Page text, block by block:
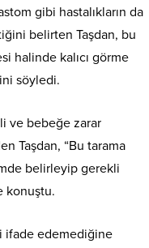
gibi hastalıkların da
belirten Taşdan, bu
halinde kalıcı görme
söyledi.
ve bebeğe zarar
Taşdan, “Bu tarama
belirleyip gerekli
konuştu.
ifade edemediğine